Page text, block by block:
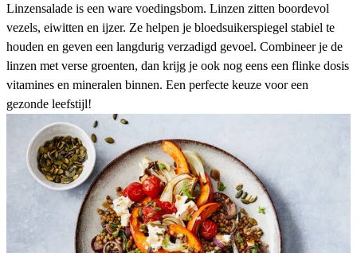
Linzensalade is een ware voedingsbom. Linzen zitten boordevol
vezels, eiwitten en ijzer. Ze helpen je bloedsuikerspiegel stabiel te
houden en geven een langdurig verzadigd gevoel. Combineer je de
linzen met verse groenten, dan krijg je ook nog eens een flinke dosis
vitamines en mineralen binnen. Een perfecte keuze voor een
gezonde leefstijl!